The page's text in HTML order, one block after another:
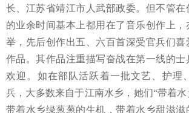
长、江苏省靖江市人武部政委。但不管在
的业余时间基本上都用在了音乐创作上
举，先后创作出五、六百首深受官兵们喜
作品。其作品注重描写奋战在第一线的士
欢迎。如在部队活跃着一批文艺、护理
兵，大多数来自于江南水乡，她们“带着水
带着水乡绿葱葱的生机，带着水乡甜滋滋